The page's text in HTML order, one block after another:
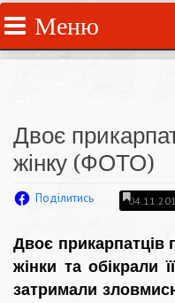
Меню
Двоє
жінку (ФОТО)
Поділитись
Двоє прикарпатців
жінки та обікрали
затримали